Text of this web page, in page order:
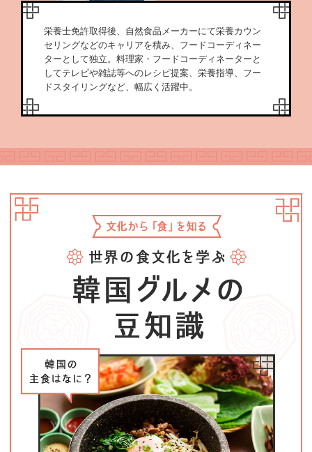
栄養士免許取得後、自然食品メーカーにて栄養カウン
セリングなどのキャリアを積み、フードコーディネー
ターとして独立。料理家・フードコーディネーターと
してテレビや雑誌等へのレシピ提案、栄養指導、フー
ドスタイリングなど、幅広く活躍中。